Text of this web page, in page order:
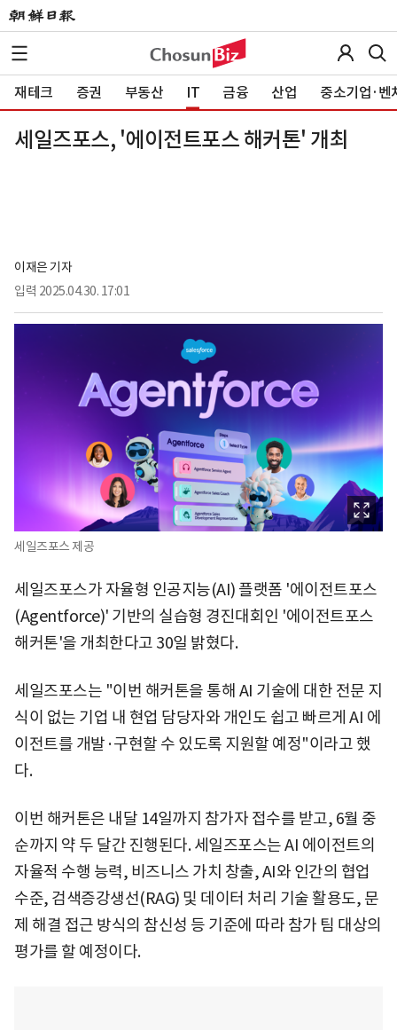
재테크 증권 부동산 IT 금융 산업 중소기업·벤
세일즈포스, '에이전트포스 해커톤' 개최
이재은 기자
입력 2025.04.30. 17:01
세일즈포스 제공
세일즈포스가 자율형 인공지능(AI) 플랫폼 '에이전트포스
(Agentforce)' 기반의 실습형 경진대회인 '에이전트포스
해커톤'을 개최한다고 30일 밝혔다.
세일즈포스는 "이번 해커톤을 통해 AI 기술에 대한 전문 지
식이 없는 기업 내 현업 담당자와 개인도 쉽고 빠르게 AI 에
이전트를 개발·구현할 수 있도록 지원할 예정"이라고 했
다.
이번 해커톤은 내달 14일까지 참가자 접수를 받고, 6월 중
순까지 약 두 달간 진행된다. 세일즈포스는 AI 에이전트의
자율적 수행 능력, 비즈니스 가치 창출, AI와 인간의 협업
수준, 검색증강생선(RAG) 및 데이터 처리 기술 활용도, 문
제 해결 접근 방식의 참신성 등 기준에 따라 참가 팀 대상의
평가를 할 예정이다.